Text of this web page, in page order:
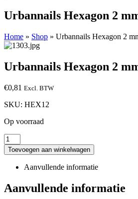
Urbannails Hexagon 2
Home » Shop » Urbannails Hexagon 2
Urbannails Hexagon 2
€0,81 Excl. BTW
SKU: HEX12
Op voorraad
Toevoegen aan winkelwagen
Aanvullende informatie
Aanvullende informatie